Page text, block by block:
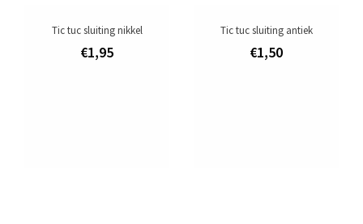
Tic tuc sluiting nikkel
€1,95
Tic tuc sluiting antiek
€1,50